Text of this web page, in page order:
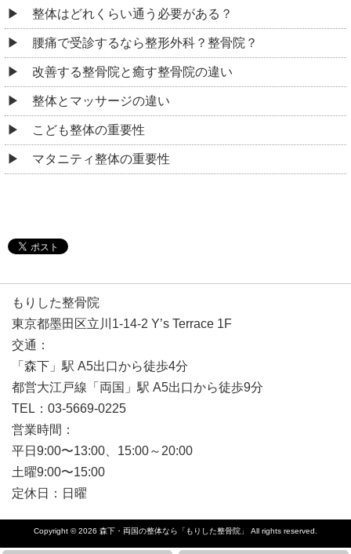
整体はどれくらい通う必要がある？
腰痛で受診するなら整形外科？整骨院？
改善する整骨院と癒す整骨院の違い
整体とマッサージの違い
こども整体の重要性
マタニティ整体の重要性
もりした整骨院
東京都墨田区立川1-14-2 Y’s Terrace 1F
交通：
「森下」駅 A5出口から徒歩4分
都営大江戸線「両国」駅 A5出口から徒歩9分
TEL：03-5669-0225
営業時間：
平日9:00〜13:00、15:00～20:00
土曜9:00〜15:00
定休日：日曜
Copyright © 2026 森下・両国の整体なら「もりした整骨院」 All rights reserved.